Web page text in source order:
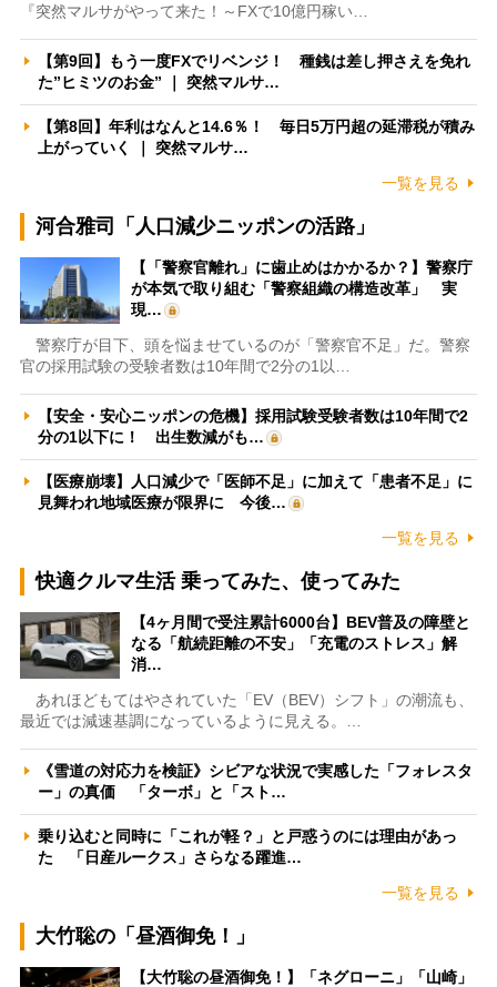
『突然マルサがやって来た！～FXで10億円稼い…
【第9回】もう一度FXでリベンジ！ 種銭は差し押さえを免れ
た”ヒミツのお金” ｜ 突然マルサ…
【第8回】年利はなんと14.6％！ 毎日5万円超の延滞税が積み
上がっていく ｜ 突然マルサ…
一覧を見る
河合雅司「人口減少ニッポンの活路」
【「警察官離れ」に歯止めはかかるか？】警察庁
が本気で取り組む「警察組織の構造改革」 実
現…
警察庁が目下、頭を悩ませているのが「警察官不足」だ。警察
官の採用試験の受験者数は10年間で2分の1以…
【安全・安心ニッポンの危機】採用試験受験者数は10年間で2
分の1以下に！ 出生数減がも…
【医療崩壊】人口減少で「医師不足」に加えて「患者不足」に
見舞われ地域医療が限界に 今後…
一覧を見る
快適クルマ生活 乗ってみた、使ってみた
【4ヶ月間で受注累計6000台】BEV普及の障壁と
なる「航続距離の不安」「充電のストレス」解
消…
あれほどもてはやされていた「EV（BEV）シフト」の潮流も、
最近では減速基調になっているように見える。…
《雪道の対応力を検証》シビアな状況で実感した「フォレスタ
ー」の真価 「ターボ」と「スト…
乗り込むと同時に「これが軽？」と戸惑うのには理由があっ
た 「日産ルークス」さらなる躍進…
一覧を見る
大竹聡の「昼酒御免！」
【大竹聡の昼酒御免！】「ネグローニ」「山崎」